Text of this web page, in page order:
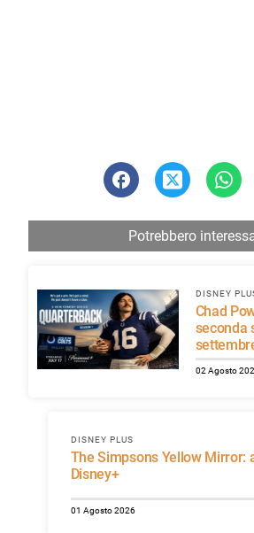
Potrebbero
DISNEY
Chad Powers 2: la
seconda
02 Agosto
DISNEY PLUS
The Simpsons Yellow Mirror: arriva su
Disney+
01 Agosto 2026